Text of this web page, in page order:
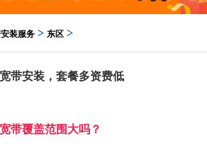
装服务> 东区>
带安装，套餐多资费低
带覆盖范围大吗？